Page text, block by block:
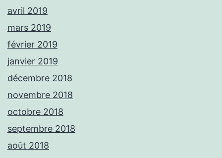
avril 2019
mars 2019
février 2019
janvier 2019
décembre 2018
novembre 2018
octobre 2018
septembre 2018
août 2018